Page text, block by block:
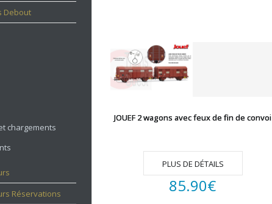
Debout
chargements
Réservations
JOUEF 2 wagons avec feux de fin de convoi
PLUS DE DÉTAILS
85.90€